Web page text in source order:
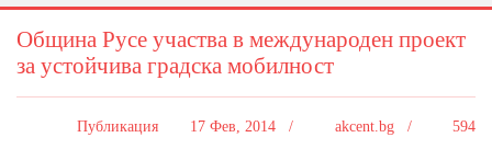
Община Русе участва в международен проект
за устойчива градска мобилност
Публикация 17 Фев, 2014 / akcent.bg / 594